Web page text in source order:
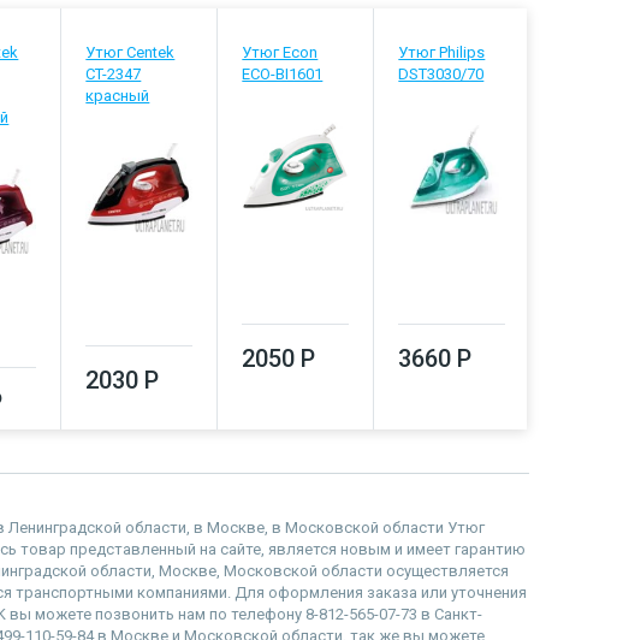
Утюг Centek
CT-2347
красный
2030 Р
Утюг Econ
ECO-BI1601
2050 Р
Утюг Philips
DST3030/70
3660 Р
Ленинградской области, в Москве, в Московской области Утюг
товар представленный на сайте, является новым и имеет гарантию
области, Москве, Московской области осуществляется
транспортными компаниями. Для оформления заказа или уточнения
вы можете позвонить нам по телефону 8-812-565-07-73 в Санкт-
110-59-84 в Москве и Московской области, так же вы можете